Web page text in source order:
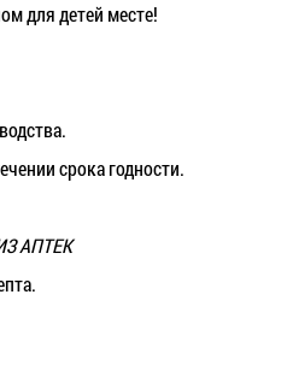
для детей месте!
срока годности.
АПТЕК